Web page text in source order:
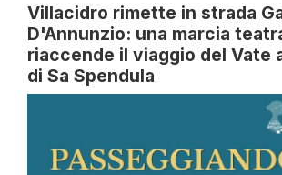
Villacidro rimette in strada
D'Annunzio: una marcia
riaccende il viaggio del Vate
di Sa Spendula